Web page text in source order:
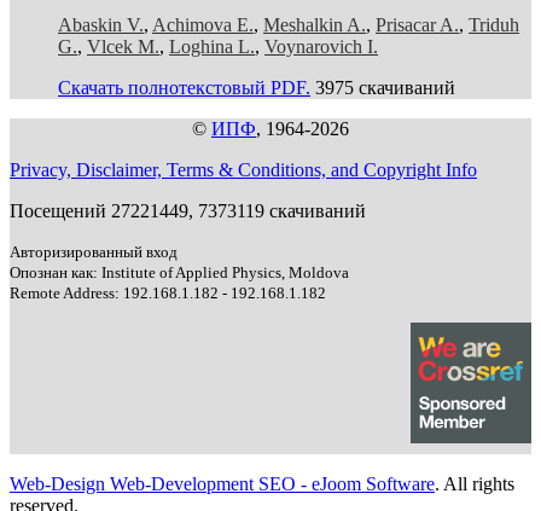
Abaskin V., Achimova E., Meshalkin A., Prisacar A., Triduh
G., Vlcek M., Loghina L., Voynarovich I.
Скачать полнотекстовый PDF. 3975 скачиваний
© ИПФ, 1964-2026
Privacy, Disclaimer, Terms & Conditions, and Copyright Info
Посещений 27221449, 7373119 скачиваний
Авторизированный вход
Опознан как: Institute of Applied Physics, Moldova
Remote Address: 192.168.1.182 - 192.168.1.182
Web-Design Web-Development SEO - eJoom Software. All rights
reserved.